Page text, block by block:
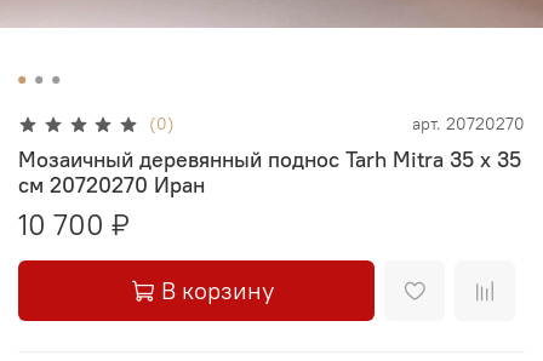
(0) арт. 20720270
Мозаичный деревянный поднос Tarh Mitra 35 х 35
см 20720270 Иран
10 700 ₽
В корзину